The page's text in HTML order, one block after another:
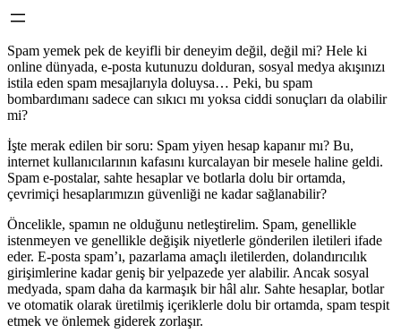
Spam yemek pek de keyifli bir deneyim değil, değil mi? Hele ki
online dünyada, e-posta kutunuzu dolduran, sosyal medya akışınızı
istila eden spam mesajlarıyla doluysa… Peki, bu spam
bombardımanı sadece can sıkıcı mı yoksa ciddi sonuçları da olabilir
mi?
İşte merak edilen bir soru: Spam yiyen hesap kapanır mı? Bu,
internet kullanıcılarının kafasını kurcalayan bir mesele haline geldi.
Spam e-postalar, sahte hesaplar ve botlarla dolu bir ortamda,
çevrimiçi hesaplarımızın güvenliği ne kadar sağlanabilir?
Öncelikle, spamın ne olduğunu netleştirelim. Spam, genellikle
istenmeyen ve genellikle değişik niyetlerle gönderilen iletileri ifade
eder. E-posta spam’ı, pazarlama amaçlı iletilerden, dolandırıcılık
girişimlerine kadar geniş bir yelpazede yer alabilir. Ancak sosyal
medyada, spam daha da karmaşık bir hâl alır. Sahte hesaplar, botlar
ve otomatik olarak üretilmiş içeriklerle dolu bir ortamda, spam tespit
etmek ve önlemek giderek zorlaşır.